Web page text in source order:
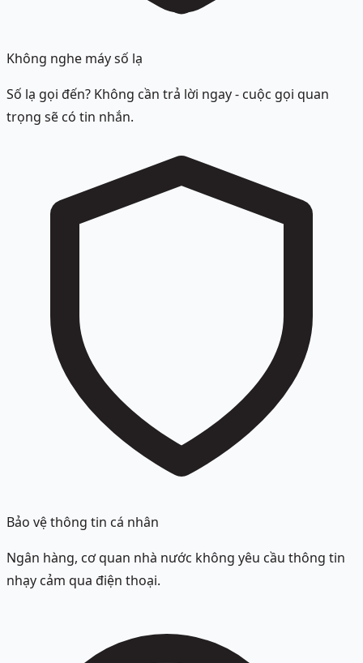
Không nghe máy số lạ
Số lạ gọi đến? Không cần trả lời ngay - cuộc gọi quan
trọng sẽ có tin nhắn.
Bảo vệ thông tin cá nhân
Ngân hàng, cơ quan nhà nước không yêu cầu thông tin
nhạy cảm qua điện thoại.